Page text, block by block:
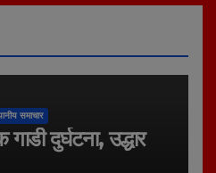
समाचार
दुर्घटना, उद्धार